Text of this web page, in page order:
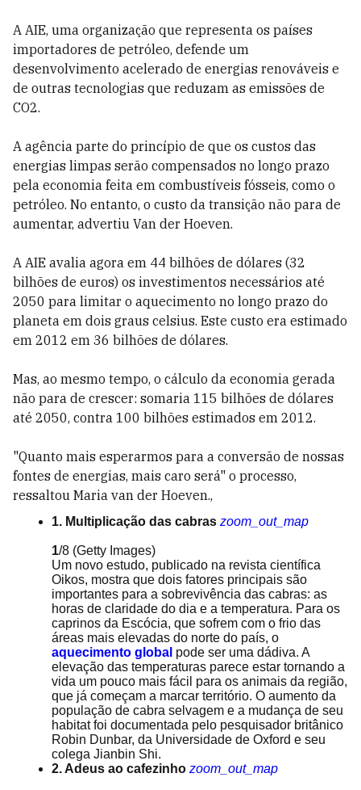
A AIE, uma organização que representa os países
importadores de petróleo, defende um
desenvolvimento acelerado de energias renováveis e
de outras tecnologias que reduzam as emissões de
CO2.
A agência parte do princípio de que os custos das
energias limpas serão compensados no longo prazo
pela economia feita em combustíveis fósseis, como o
petróleo. No entanto, o custo da transição não para de
aumentar, advertiu Van der Hoeven.
A AIE avalia agora em 44 bilhões de dólares (32
bilhões de euros) os investimentos necessários até
2050 para limitar o aquecimento no longo prazo do
planeta em dois graus celsius. Este custo era estimado
em 2012 em 36 bilhões de dólares.
Mas, ao mesmo tempo, o cálculo da economia gerada
não para de crescer: somaria 115 bilhões de dólares
até 2050, contra 100 bilhões estimados em 2012.
"Quanto mais esperarmos para a conversão de nossas
fontes de energias, mais caro será" o processo,
ressaltou Maria van der Hoeven.,
1. Multiplicação das cabras zoom_out_map
1/8 (Getty Images)
Um novo estudo, publicado na revista científica
Oikos, mostra que dois fatores principais são
importantes para a sobrevivência das cabras: as
horas de claridade do dia e a temperatura. Para os
caprinos da Escócia, que sofrem com o frio das
áreas mais elevadas do norte do país, o
aquecimento global pode ser uma dádiva. A
elevação das temperaturas parece estar tornando a
vida um pouco mais fácil para os animais da região,
que já começam a marcar território. O aumento da
população de cabra selvagem e a mudança de seu
habitat foi documentada pelo pesquisador britânico
Robin Dunbar, da Universidade de Oxford e seu
colega Jianbin Shi.
2. Adeus ao cafezinho zoom_out_map